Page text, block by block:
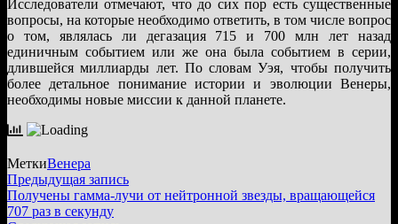
Исследователи отмечают, что до сих пор есть существенные
вопросы, на которые необходимо ответить, в том числе вопрос
о том, являлась ли дегазация 715 и 700 млн лет назад
единичным событием или же она была событием в серии,
длившейся миллиарды лет. По словам Уэя, чтобы получить
более детальное понимание истории и эволюции Венеры,
необходимы новые миссии к данной планете.
МеткиВенера
Навигация
по
Предыдущая записьПредыдущая
запись:
Получены гамма-лучи от нейтронной звезды, вращающейся
707 раз в секунду